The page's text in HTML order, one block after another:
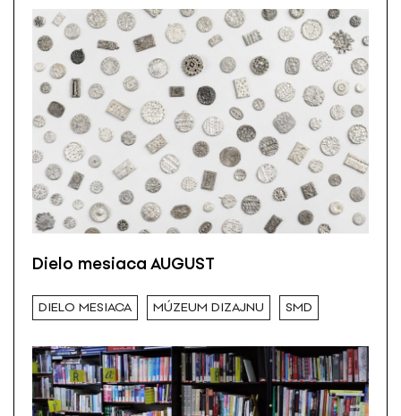
Dielo mesiaca AUGUST
DIELO MESIACA MÚZEUM DIZAJNU SMD